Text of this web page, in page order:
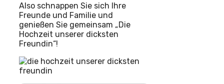
Also schnappen Sie sich Ihre
Freunde und Familie und
genießen Sie gemeinsam „Die
Hochzeit unserer dicksten
Freundin“!